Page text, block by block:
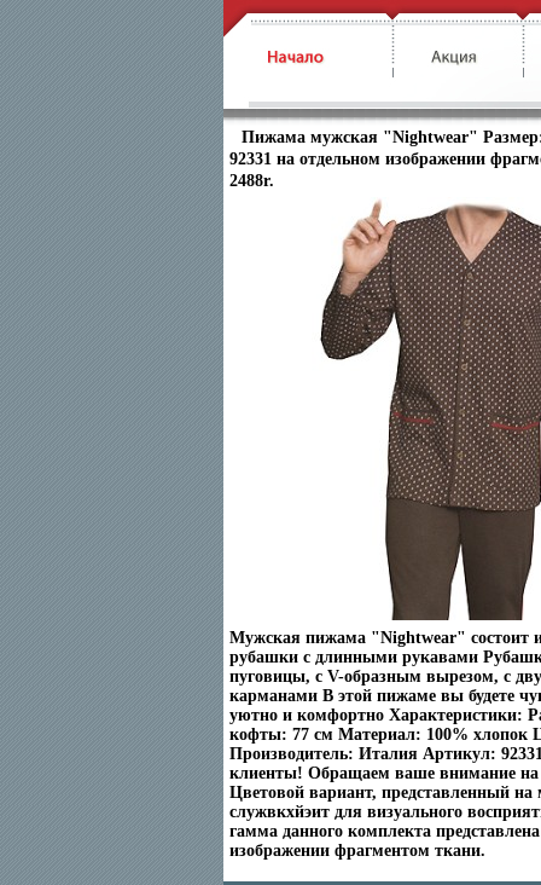
Пижама мужская "Nightwear"
92331 на отдельном изображении
2488r.
Мужская пижама "Nightwear" состоит
рубашки с длинными рукавами
пуговицы, с V-образным вырезом, с
карманами В этой пижаме вы будете
уютно и комфортно Характеристики:
кофты: 77 см Материал: 100% хлопок
Производитель: Италия Артикул:
клиенты! Обращаем ваше внимание на
Цветовой вариант, представленный на
служвкхйэит для визуального
гамма данного комплекта
изображении фрагментом ткани.